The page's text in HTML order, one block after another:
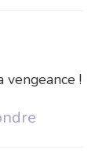
vengeance !